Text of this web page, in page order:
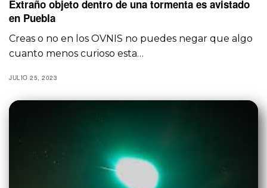
Extraño objeto dentro de una tormenta es avistado
en Puebla
Creas o no en los OVNIS no puedes negar que algo
cuanto menos curioso esta…
JULIO 25, 2023